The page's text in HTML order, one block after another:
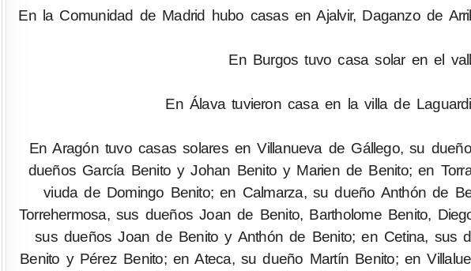
En la Comunidad de Madrid hubo casas en Ajalvir, Daganzo de
En Burgos tuvo casa solar en el
En Álava tuvieron casa en la villa de
En Aragón tuvo casas solares en Villanueva de Gállego, su
dueños García Benito y Johan Benito y Marien de Benito; en
viuda de Domingo Benito; en Calmarza, su dueño Anthón de
Torrehermosa, sus dueños Joan de Benito, Bartholome Benito,
sus dueños Joan de Benito y Anthón de Benito; en Cetina, sus
Benito y Pérez Benito; en Ateca, su dueño Martín Benito; en